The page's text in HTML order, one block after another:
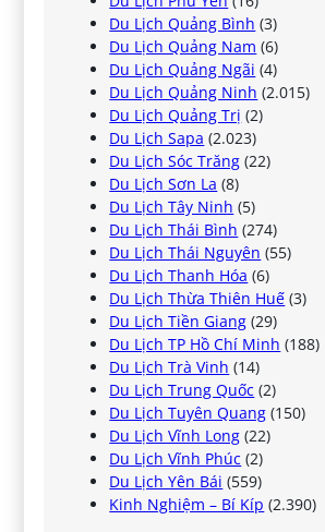
Du Lịch Quảng Bình (3)
Du Lịch Quảng Nam (6)
Du Lịch Quảng Ngãi (4)
Du Lịch Quảng Ninh (2.015)
Du Lịch Quảng Trị (2)
Du Lịch Sapa (2.023)
Du Lịch Sóc Trăng (22)
Du Lịch Sơn La (8)
Du Lịch Tây Ninh (5)
Du Lịch Thái Bình (274)
Du Lịch Thái Nguyên (55)
Du Lịch Thanh Hóa (6)
Du Lịch Thừa Thiên Huế (3)
Du Lịch Tiền Giang (29)
Du Lịch TP Hồ Chí Minh (188)
Du Lịch Trà Vinh (14)
Du Lịch Trung Quốc (2)
Du Lịch Tuyên Quang (150)
Du Lịch Vĩnh Long (22)
Du Lịch Vĩnh Phúc (2)
Du Lịch Yên Bái (559)
Kinh Nghiệm – Bí Kíp (2.390)